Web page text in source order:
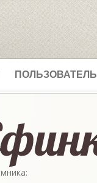
ПОЛЬЗОВАТЕЛЬ